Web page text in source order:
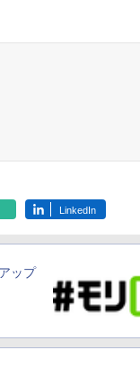
く
レータ紹介
バ
明るさ自動調整、色調
調節ライト、プレミア
LinkedIn
ップ